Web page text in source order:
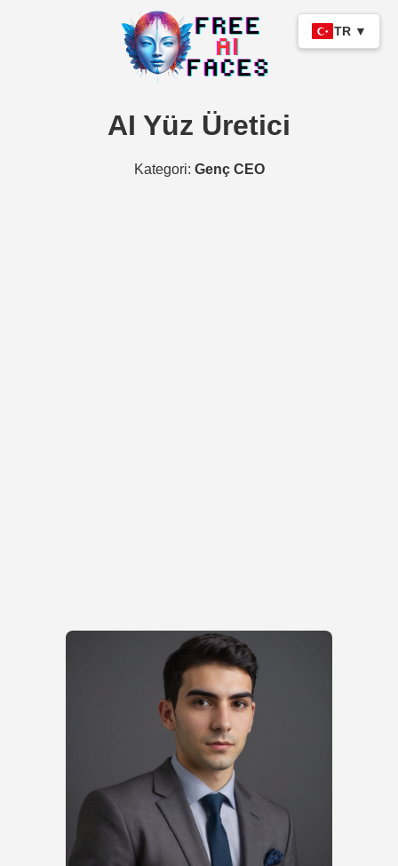
TR ▼
AI Yüz Üretici
Kategori: Genç CEO